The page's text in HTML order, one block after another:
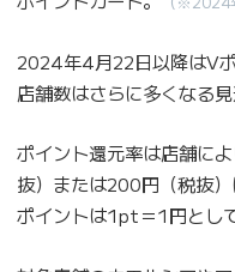
2024年4月22日以降はV
店舗数はさらに多くなる見
ポイント還元率は店舗に
抜）または200円（税抜
ポイントは1pt＝1円とし